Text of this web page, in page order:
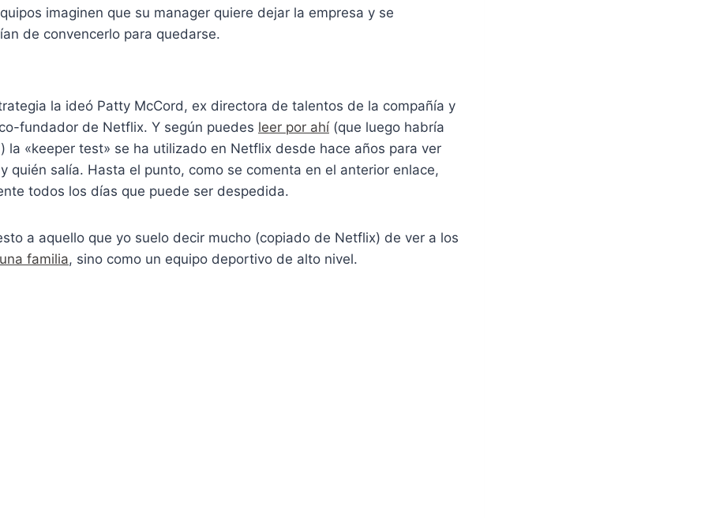
imaginen que su manager quiere dejar la empresa y se
de convencerlo para quedarse.
la ideó Patty McCord, ex directora de talentos de la compañía y
fundador de Netflix. Y según puedes leer por ahí(que luego habría
la «keeper test» se ha utilizado en Netflix desde hace años para ver
quién salía. Hasta el punto, como se comenta en el anterior enlace,
todos los días que puede ser despedida.
a aquello que yo suelo decir mucho (copiado de Netflix) de ver a los
familia, sino como un equipo deportivo de alto nivel.